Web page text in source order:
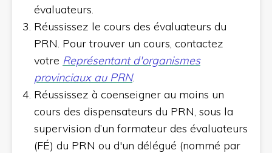
évaluateurs.
Réussissez le cours des évaluateurs du
PRN. Pour trouver un cours, contactez
votre Représentant d'organismes
provinciaux au PRN.
Réussissez à coenseigner au moins un
cours des dispensateurs du PRN, sous la
supervision d’un formateur des évaluateurs
(FÉ) du PRN ou d'un délégué (nommé par